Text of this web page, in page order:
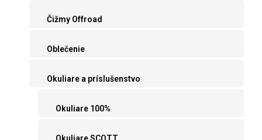
Čižmy Offroad
Oblečenie
Okuliare a príslušenstvo
Okuliare 100%
Okuliare SCOTT